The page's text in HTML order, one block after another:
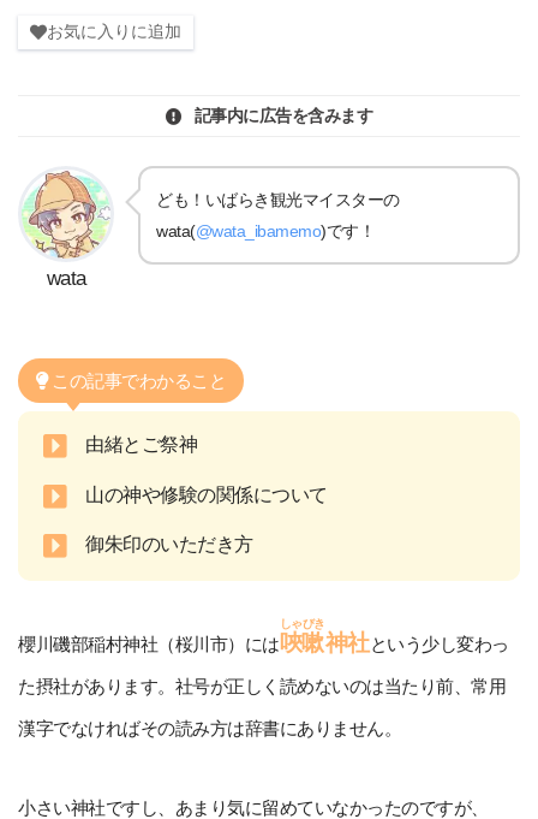
お気に入りに追加
記事内に広告を含みます
wata
ども！いばらき観光マイスターの
wata(@wata_ibamemo)です！
この記事でわかること
由緒とご祭神
山の神や修験の関係について
御朱印のいただき方
櫻川磯部稲村神社（桜川市）には唊嗽
しゃびき
神社という少し変わっ
た摂社があります。社号が正しく読めないのは当たり前、常用
漢字でなければその読み方は辞書にありません。
小さい神社ですし、あまり気に留めていなかったのですが、